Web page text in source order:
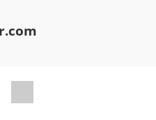
kannst. ¡Hasta luego!